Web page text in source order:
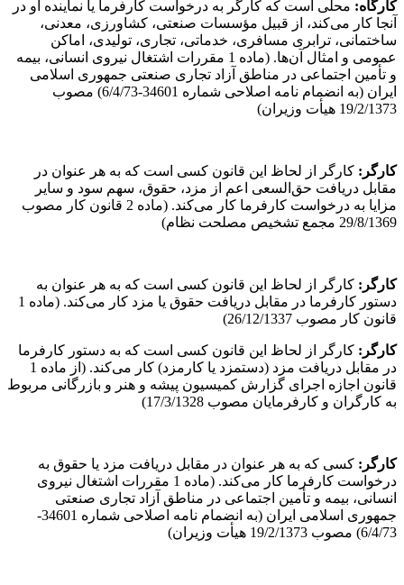
کارگاه: محلی است که کارگر به درخواست کارفرما یا نماینده او در
آنجا کار می‌کند، از قبیل مؤسسات صنعتی، کشاورزی، معدنی،
ساختمانی، ترابری مسافری، خدماتی، تجاری، تولیدی، اماکن
عمومی و امثال آن‌ها. (ماده 1 مقررات اشتغال نیروی انسانی، بیمه
و تأمین اجتماعی در مناطق آزاد تجاری صنعتی جمهوری اسلامی
ایران (به انضمام نامه اصلاحی شماره 34601-6/4/73) مصوب
19/2/1373 هیأت وزیران)
کارگر : کارگر از لحاظ این قانون کسی است که به هر عنوان در
مقابل دریافت حق‌السعی اعم از مزد، حقوق، سهم سود و سایر
مزایا به درخواست کارفرما کار می‌کند. (ماده 2 قانون کار مصوب
29/8/1369 مجمع تشخیص مصلحت نظام)
کارگر : کارگر از لحاظ این قانون کسی است که به هر عنوان به
دستور کارفرما در مقابل دریافت حقوق یا مزد کار می‌کند. (ماده 1
قانون کار مصوب 26/12/1337)
کارگر : کارگر از لحاظ این قانون کسی است که به دستور کارفرما
در مقابل دریافت مزد (دستمزد یا کارمزد) کار می‌کند. (از ماده 1
قانون اجازه اجرای گزارش کمیسیون پیشه و هنر و بازرگانی مربوط
به کارگران و کارفرمایان مصوب 17/3/1328)
کارگر : کسی که به هر عنوان در مقابل دریافت مزد یا حقوق به
درخواست کارفرما کار می‌کند. (ماده 1 مقررات اشتغال نیروی
انسانی، بیمه و تأمین اجتماعی در مناطق آزاد تجاری صنعتی
جمهوری اسلامی ایران (به انضمام نامه اصلاحی شماره 34601-
6/4/73) مصوب 19/2/1373 هیأت وزیران)